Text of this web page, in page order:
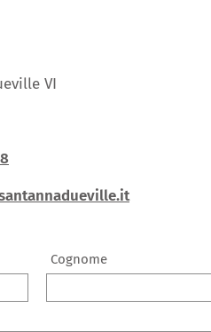
VI
Cognome